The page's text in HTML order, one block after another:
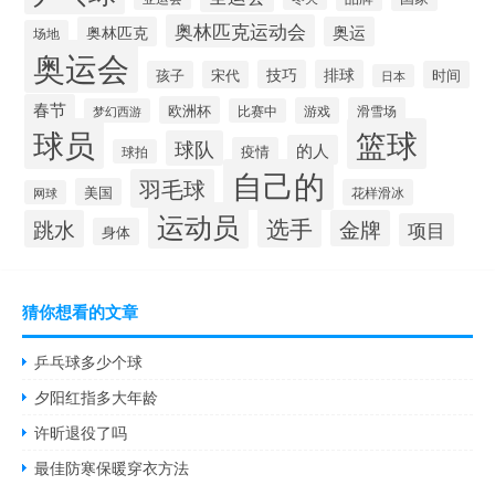
场地 奥林匹克 奥林匹克运动会 奥运
奥运会 孩子 宋代 技巧 排球 日本 时间
春节 梦幻西游 欧洲杯 比赛中 游戏 滑雪场
球员 球拍 球队 疫情 的人 篮球
网球 美国 羽毛球 自己的 花样滑冰
跳水 身体 运动员 选手 金牌 项目
猜你想看的文章
乒乓球多少个球
夕阳红指多大年龄
许昕退役了吗
最佳防寒保暖穿衣方法